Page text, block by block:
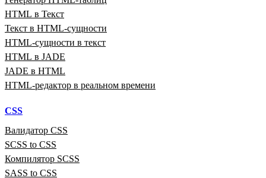
HTML в Текст
Текст в HTML‑сущности
HTML‑сущности в текст
HTML в JADE
JADE в HTML
HTML‑редактор в реальном времени
CSS
Валидатор CSS
SCSS to CSS
Компилятор SCSS
SASS to CSS